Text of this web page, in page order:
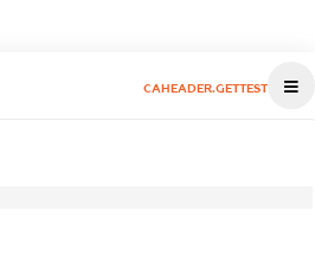
CAHEADER.GETTEST